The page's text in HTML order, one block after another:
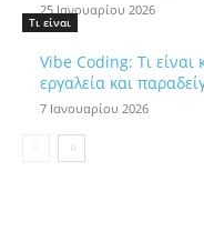
25 Ιανουαρίου 2026
Τι είναι
Vibe Coding: Τι είναι
εργαλεία και
7 Ιανουαρίου 2026